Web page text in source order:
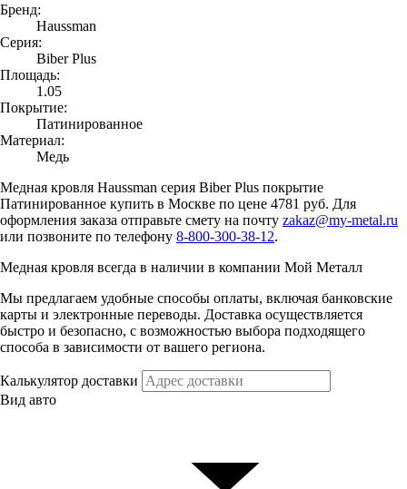
Бренд:
Haussman
Серия:
Biber Plus
Площадь:
1.05
Покрытие:
Патинированное
Материал:
Медь
Медная кровля Haussman серия Biber Plus покрытие
Патинированное купить в Москве по цене 4781 руб. Для
оформления заказа отправьте смету на почту zakaz@my-metal.ru
или позвоните по телефону 8-800-300-38-12.
Медная кровля всегда в наличии в компании Мой Металл
Мы предлагаем удобные способы оплаты, включая банковские
карты и электронные переводы. Доставка осуществляется
быстро и безопасно, с возможностью выбора подходящего
способа в зависимости от вашего региона.
Калькулятор доставки
Вид авто